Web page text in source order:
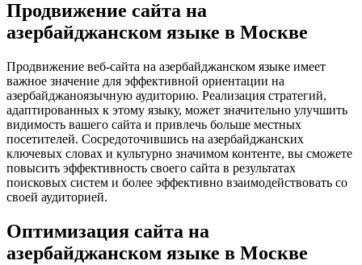
Продвижение сайта на
азербайджанском языке в Москве
Продвижение веб-сайта на азербайджанском языке имеет
важное значение для эффективной ориентации на
азербайджаноязычную аудиторию. Реализация стратегий,
адаптированных к этому языку, может значительно улучшить
видимость вашего сайта и привлечь больше местных
посетителей. Сосредоточившись на азербайджанских
ключевых словах и культурно значимом контенте, вы сможете
повысить эффективность своего сайта в результатах
поисковых систем и более эффективно взаимодействовать со
своей аудиторией.
Оптимизация сайта на
азербайджанском языке в Москве